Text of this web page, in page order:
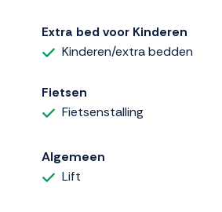
Extra bed voor Kinderen
Kinderen/extra bedden
Fietsen
Fietsenstalling
Algemeen
Lift